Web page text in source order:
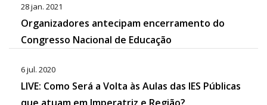
28 jan. 2021
Organizadores antecipam encerramento do
Congresso Nacional de Educação
6 jul. 2020
LIVE: Como Será a Volta às Aulas das IES Públicas
que atuam em Imperatriz e Região?